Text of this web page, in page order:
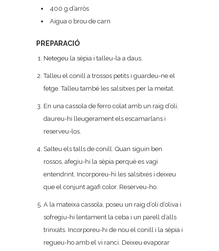
400 g d’arròs
Aigua o brou de carn
PREPARACIÓ
Netegeu la sèpia i talleu-la a daus.
Talleu el conill a trossos petits i guardeu-ne el
fetge. Talleu també les salsitxes per la meitat.
En una cassola de ferro colat amb un raig d’oli,
daureu-hi lleugerament els escamarlans i
reserveu-los.
Salteu els talls de conill. Quan siguin ben
rossos, afegiu-hi la sèpia perquè es vagi
entendrint. Incorporeu-hi les salsitxes i deixeu
que el conjunt agafi color. Reserveu-ho.
A la mateixa cassola, poseu un raig d’oli d’oliva i
sofregiu-hi lentament la ceba i un parell d’alls
trinxats. Incorporeu-hi de nou el conill i la sèpia i
regueu-ho amb el vi ranci. Deixeu evaporar